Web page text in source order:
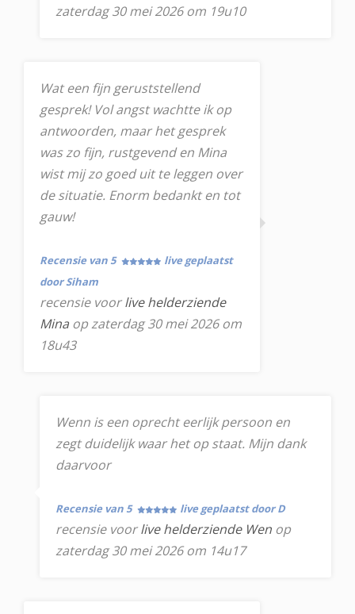
zaterdag 30 mei 2026 om 19u10
Wat een fijn geruststellend
gesprek! Vol angst wachtte ik op
antwoorden, maar het gesprek
was zo fijn, rustgevend en Mina
wist mij zo goed uit te leggen over
de situatie. Enorm bedankt en tot
gauw!
Recensie van 5
live geplaatst
door Siham
recensie voorlive helderziende
Mina op zaterdag 30 mei 2026 om
18u43
Wenn is een oprecht eerlijk persoon en
zegt duidelijk waar het op staat. Mijn dank
daarvoor
Recensie van 5 live geplaatst door D
recensie voorlive helderziende Wen op
zaterdag 30 mei 2026 om 14u17